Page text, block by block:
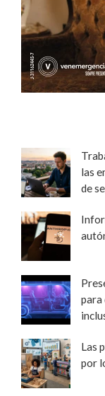
las
de
para
Las
por